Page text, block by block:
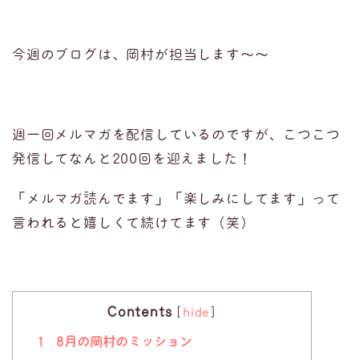
今週のブログは、岡村が担当します〜〜
週一回メルマガを配信しているのですが、こつこつ
発信してなんと200回を迎えました！
「メルマガ読んでます」「楽しみにしてます」って
言われると嬉しくて続けてます（笑）
Contents [ hide ]
1
8月の岡村のミッション